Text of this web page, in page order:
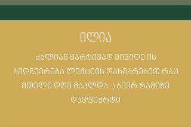
ილია
ძალიან მარტივად მივიღე ის
ბედნიერება ლექციის დახმარებით რაც
მთელი დღე მაკლდა :) ბევრ რამეზე
დავფიქრდი